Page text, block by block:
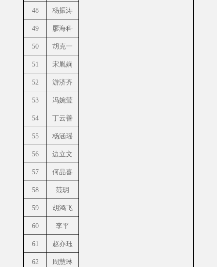
48 杨振涛
49 廖海科
50 胡克一
51 宋胤娴
52 游济齐
53 冯婉莹
54 丁云善
55 杨涵瑶
56 边立文
57 何品喜
58 范玥
59 胡鸿飞
60 李平
61 赵亦珏
62 周慧琳